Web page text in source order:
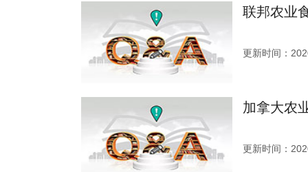
联邦农业
更新时间：
加拿大农
更新时间：